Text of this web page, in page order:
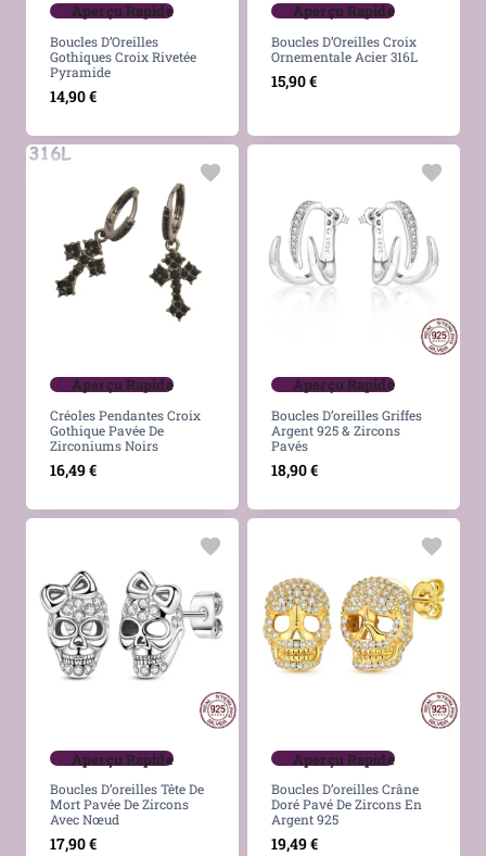
Aperçu Rapide
Boucles D’Oreilles
Gothiques Croix Rivetée
Pyramide
14,90€
Aperçu Rapide
Boucles D’Oreilles Croix
Ornementale Acier 316L
15,90€
Aperçu Rapide
Créoles Pendantes Croix
Gothique Pavée De
Zirconiums Noirs
16,49€
Aperçu Rapide
Boucles D’oreilles Griffes
Argent 925 & Zircons
Pavés
18,90€
Aperçu Rapide
Boucles D’oreilles Tête De
Mort Pavée De Zircons
Avec Nœud
17,90€
Aperçu Rapide
Boucles D’oreilles Crâne
Doré Pavé De Zircons En
Argent 925
19,49€